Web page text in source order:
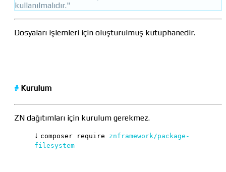
kullanılmalıdır."
Dosyaları işlemleri için oluşturulmuş kütüphanedir.
# Kurulum
ZN dağıtımları için kurulum gerekmez.
↓ composer require znframework/package-
filesystem